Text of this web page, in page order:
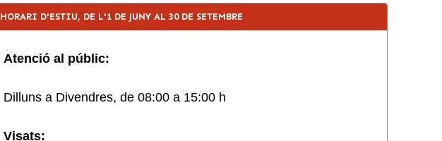
HORARI D'ESTIU, DE L'1 DE JUNY AL 30 DE SETEMBRE
Atenció al públic:
Dilluns a Divendres, de 08:00 a 15:00 h
Visats: